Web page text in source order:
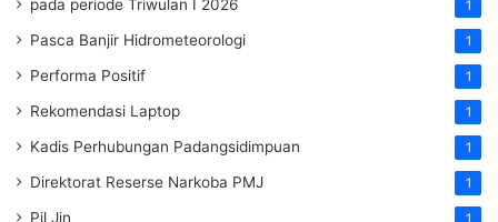
pada periode Triwulan I 2026 1
Pasca Banjir Hidrometeorologi 1
Performa Positif 1
Rekomendasi Laptop 1
Kadis Perhubungan Padangsidimpuan 1
Direktorat Reserse Narkoba PMJ 1
Pil Jin 1